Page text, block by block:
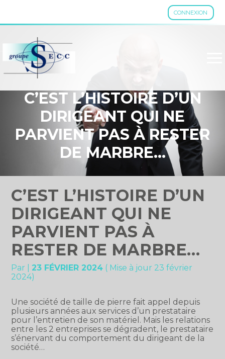
CONNEXION
Aller
C’EST L’HISTOIRE D’UN
DIRIGEANT QUI NE
PARVIENT PAS À RESTER
DE MARBRE…
C’EST L’HISTOIRE D’UN
DIRIGEANT QUI NE
PARVIENT PAS À
RESTER DE MARBRE…
Par 23 FÉVRIER 2024 ( Mise à jour 23 février
2024)
Une société de taille de pierre fait appel depuis
plusieurs années aux services d’un prestataire
pour l’entretien de son matériel. Mais les relations
entre les 2 entreprises se dégradent, le prestataire
s’énervant du comportement du dirigeant de la
société…